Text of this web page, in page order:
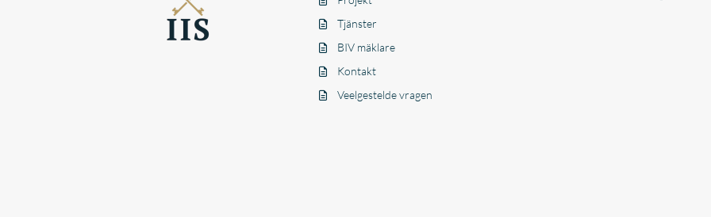
Tjänster
BIV mäklare
Kontakt
Veelgestelde vragen